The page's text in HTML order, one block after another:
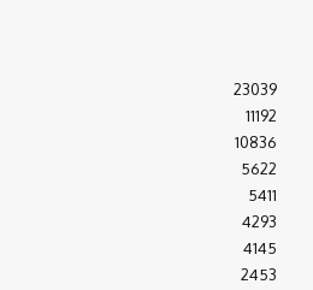
23039
11192
10836
5622
5411
4293
4145
2453